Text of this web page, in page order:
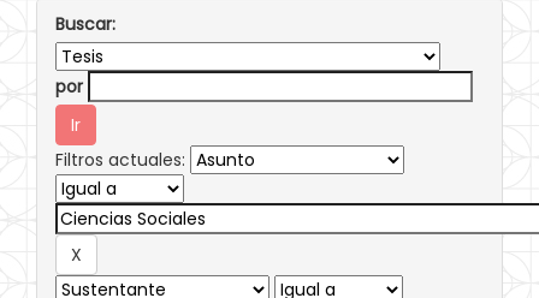
Buscar:
por
Filtros actuales: